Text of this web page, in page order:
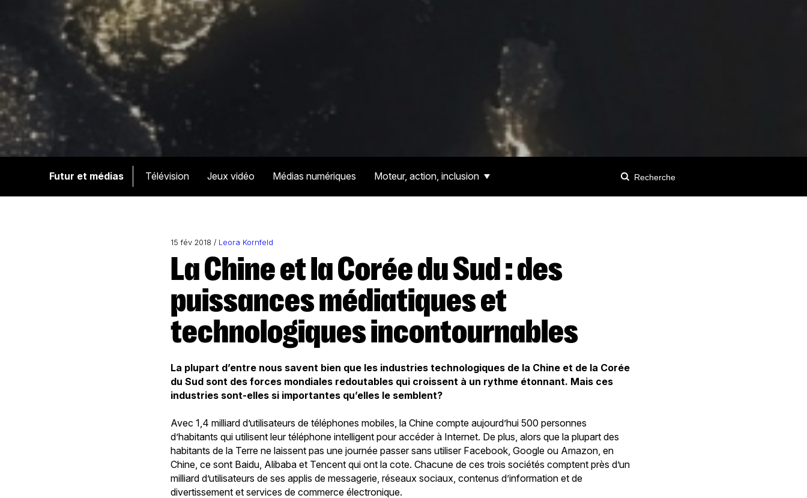
Futur et médias Télévision Jeux vidéo Médias numériques Moteur, action, inclusion
15 fév 2018 / Leora Kornfeld
La Chine et la Corée du Sud : des
puissances médiatiques et
technologiques incontournables
La plupart d’entre nous savent bien que les industries technologiques de la Chine et de la Corée
du Sud sont des forces mondiales redoutables qui croissent à un rythme étonnant. Mais ces
industries sont-elles si importantes qu’elles le semblent?
Avec 1,4 milliard d’utilisateurs de téléphones mobiles, la Chine compte aujourd’hui 500 personnes
d’habitants qui utilisent leur téléphone intelligent pour accéder à Internet. De plus, alors que la plupart des
habitants de la Terre ne laissent pas une journée passer sans utiliser Facebook, Google ou Amazon, en
Chine, ce sont Baidu, Alibaba et Tencent qui ont la cote. Chacune de ces trois sociétés comptent près d’un
milliard d’utilisateurs de ses applis de messagerie, réseaux sociaux, contenus d’information et de
divertissement et services de commerce électronique.